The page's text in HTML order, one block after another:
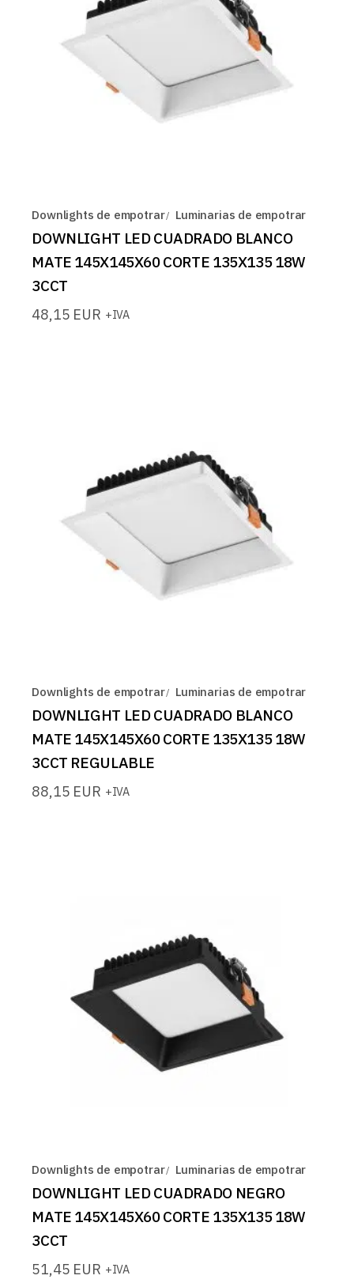
Downlights de empotrar Luminarias de empotrar
DOWNLIGHT LED CUADRADO BLANCO
MATE 145X145X60 CORTE 135X135 18W
3CCT
48,15 EUR +IVA
Downlights de empotrar Luminarias de empotrar
DOWNLIGHT LED CUADRADO BLANCO
MATE 145X145X60 CORTE 135X135 18W
3CCT REGULABLE
88,15 EUR +IVA
Downlights de empotrar Luminarias de empotrar
DOWNLIGHT LED CUADRADO NEGRO
MATE 145X145X60 CORTE 135X135 18W
3CCT
51,45 EUR +IVA